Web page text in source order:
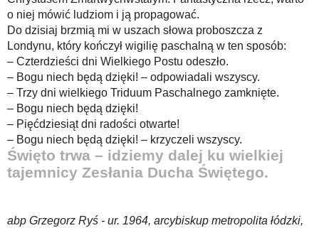
o niej mówić ludziom i ją propagować.
Do dzisiaj brzmią mi w uszach słowa proboszcza z
Londynu, który kończył wigilię paschalną w ten sposób:
– Czterdzieści dni Wielkiego Postu odeszło.
– Bogu niech będą dzięki! – odpowiadali wszyscy.
– Trzy dni wielkiego Triduum Paschalnego zamknięte.
– Bogu niech będą dzięki!
– Pięćdziesiąt dni radości otwarte!
– Bogu niech będą dzięki! – krzyczeli wszyscy.
Święto trwa – idziemy dalej ku wielkiej
tajemnicy Zesłania Ducha Świętego.
abp Grzegorz Ryś - ur. 1964, arcybiskup metropolita łódzki,